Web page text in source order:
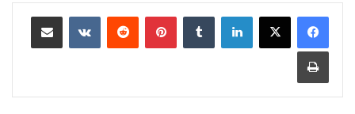
لينكدإن بينتيريست مشاركة عبر البريد
طباعة